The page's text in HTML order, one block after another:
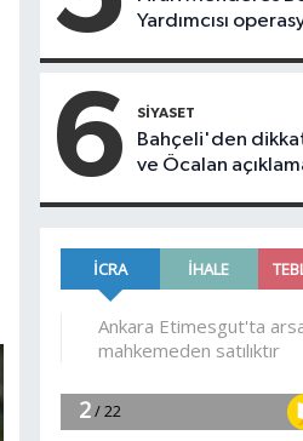
Yardımcısı
6 SIYASET
Bahçeli'den
ve Öcalan